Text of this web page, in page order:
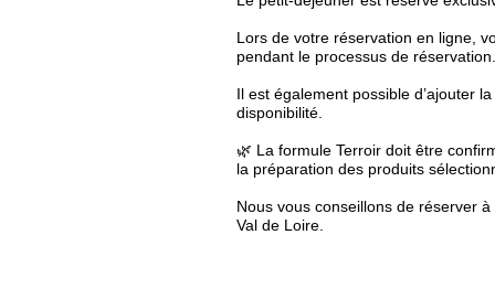
Lors de votre réservation en ligne,
pendant le processus de réservation.
Il est également possible d’ajouter
disponibilité.
🌿 La formule Terroir doit être
la préparation des produits
Nous vous conseillons de réserver
Val de Loire.